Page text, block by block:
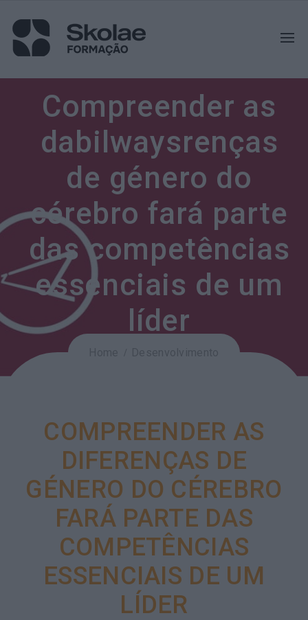
Compreender as
dabilwaysrenças
de género do
cérebro fará parte
das competências
essenciais de um
líder
COMPREENDER AS
DIFERENÇAS DE
GÉNERO DO CÉREBRO
FARÁ PARTE DAS
COMPETÊNCIAS
ESSENCIAIS DE UM
LÍDER